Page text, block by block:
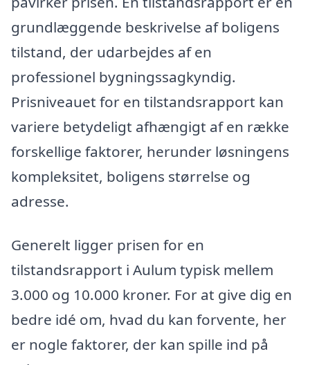
grundlæggende beskrivelse af boligens
tilstand, der udarbejdes af en
professionel bygningssagkyndig.
Prisniveauet for en tilstandsrapport kan
variere betydeligt afhængigt af en række
forskellige faktorer, herunder løsningens
kompleksitet, boligens størrelse og
adresse.
Generelt ligger prisen for en
tilstandsrapport i Aulum typisk mellem
3.000 og 10.000 kroner. For at give dig en
bedre idé om, hvad du kan forvente, her
er nogle faktorer, der kan spille ind på